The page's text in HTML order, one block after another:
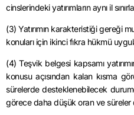
cinslerindeki yatırımların aynı il
(3) Yatırımın karakteristiği gereği
konuları için ikinci fıkra hükmü
(4) Teşvik belgesi kapsamı
konusu açısından kalan kısma
sürelerde desteklenebilecek
görece daha düşük oran ve süreler